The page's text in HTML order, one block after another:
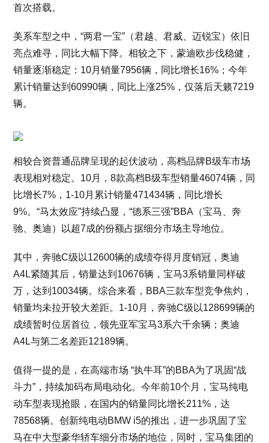
首次搭载。
美系车型之中，“两君一宝”（君越、君威、迈锐宝）依旧
亮点难寻，同比大幅下降。相较之下，蒙迪欧步伐稳健，
销量逐渐稳定：10月销量7956辆，同比增长16%；今年
累计销量达到60990辆，同比上涨25%，仅落后天籁7219
辆。
相较合资普通品牌呈现的起伏波动，高档品牌B级车市场
表现相对稳定。10月，8款高档B级车型销量46074辆，同
比增长7%，1-10月累计销量471434辆，同比增长
9%。“马太效应”持续凸显，“德系三强”BBA（宝马、奔
驰、奥迪）以超7成的份额占据细分市场主导地位。
其中，奔驰C级以12600辆的成绩夺得月度销冠，奥迪
A4L紧随其后，销量达到10676辆，宝马3系销量同样破
万，达到10034辆。综合来看，BBA三款车型竞争焦灼，
销量均未拉开较大差距。1-10月，奔驰C级以128699辆的
成绩暂时位居首位，领先亚军宝马3系六千余辆；奥迪
A4L与第二名差距12189辆。
值得一提的是，在高端市场 “执牛耳”的BBA为了巩固“战
斗力”，持续加码布局电动化。今年前10个月，宝马纯电
动车型表现抢眼，在国内的销量同比增长211%，达
78568辆。创新纯电动BMW i5的推出，进一步巩固了宝
马在中大型豪华轿车细分市场的地位，同时，宝马集团的